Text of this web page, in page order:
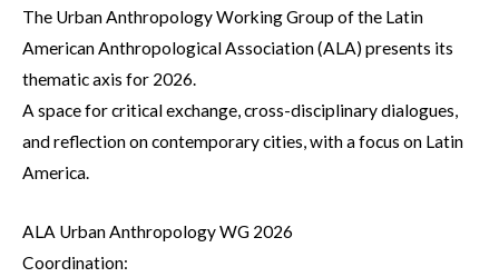
The Urban Anthropology Working Group of the Latin
American Anthropological Association (ALA) presents its
thematic axis for 2026.
A space for critical exchange, cross-disciplinary dialogues,
and reflection on contemporary cities, with a focus on Latin
America.
ALA Urban Anthropology WG 2026
Coordination: